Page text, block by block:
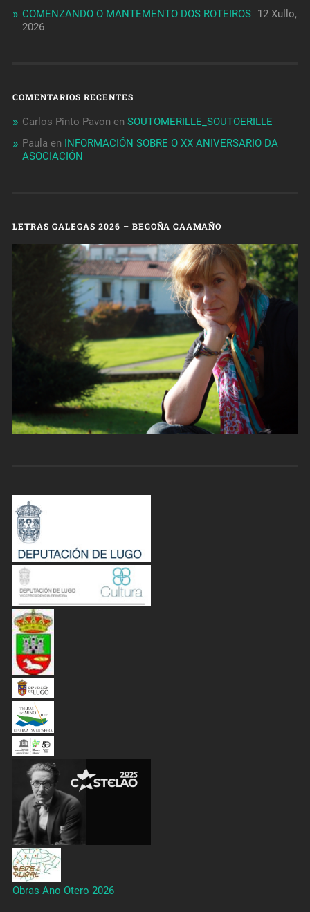
COMENZANDO O MANTEMENTO DOS ROTEIROS 12 Xullo,
2026
COMENTARIOS RECENTES
Carlos Pinto Pavon en SOUTOMERILLE_SOUTOERILLE
Paula en INFORMACIÓN SOBRE O XX ANIVERSARIO DA
ASOCIACIÓN
LETRAS GALEGAS 2026 – BEGOÑA CAAMAÑO
Obras Ano Otero 2026